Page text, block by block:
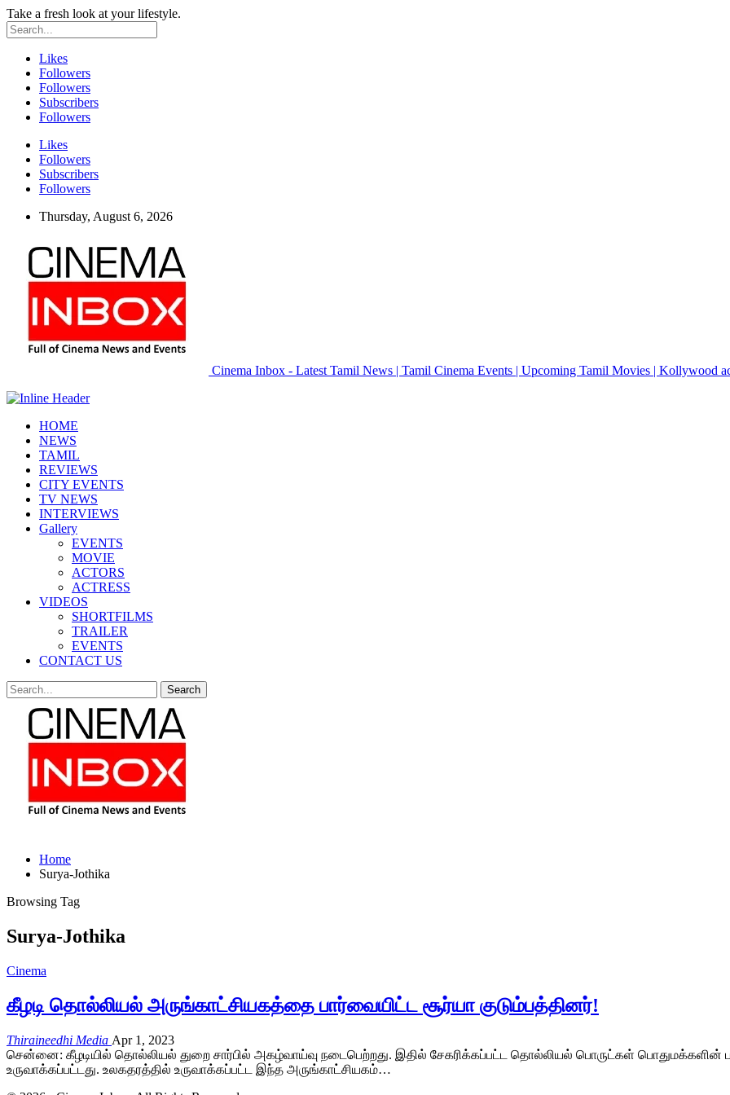
Take a fresh look at your lifestyle.
Likes
Followers
Followers
Subscribers
Followers
Likes
Followers
Subscribers
Followers
Thursday, August 6, 2026
Cinema Inbox - Latest Tamil News | Tamil Cinema Events | Upcoming Tamil Movies | Kollywood
HOME
NEWS
TAMIL
REVIEWS
CITY EVENTS
TV NEWS
INTERVIEWS
Gallery
EVENTS
MOVIE
ACTORS
ACTRESS
VIDEOS
SHORTFILMS
TRAILER
EVENTS
CONTACT US
Home
Surya-Jothika
Browsing Tag
Surya-Jothika
Cinema
கீழடி தொல்லியல் அருங்காட்சியகத்தை பார்வையிட்ட சூர்யா குடும்பத்தினர்!
Thiraineedhi Media Apr 1, 2023
சென்னை: கீழடியில் தொல்லியல் துறை சார்பில் அகழ்வாய்வு நடைபெற்றது. இதில் சேகரிக்கப்பட்ட தொல்லியல் பொருட்கள் பொதுமக்களின்
உருவாக்கப்பட்டது. உலகதரத்தில் உருவாக்கப்பட்ட இந்த அருங்காட்சியகம்…